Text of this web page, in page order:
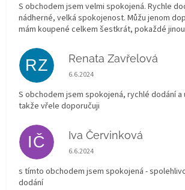
S obchodem jsem velmi spokojená. Rychle
nádherné, velká spokojenost. Můžu jenom
mám koupené celkem šestkrát, pokaždé
RZ Renata Zavřelová
Hodnocení obchodu je 5 z 5
6.6.2024
S obchodem jsem spokojená, rychlé dodání a
takže vřele doporučuji
IČ Iva Červinková
Hodnocení obchodu je 5 z 5
6.6.2024
s tímto obchodem jsem spokojená -
dodání